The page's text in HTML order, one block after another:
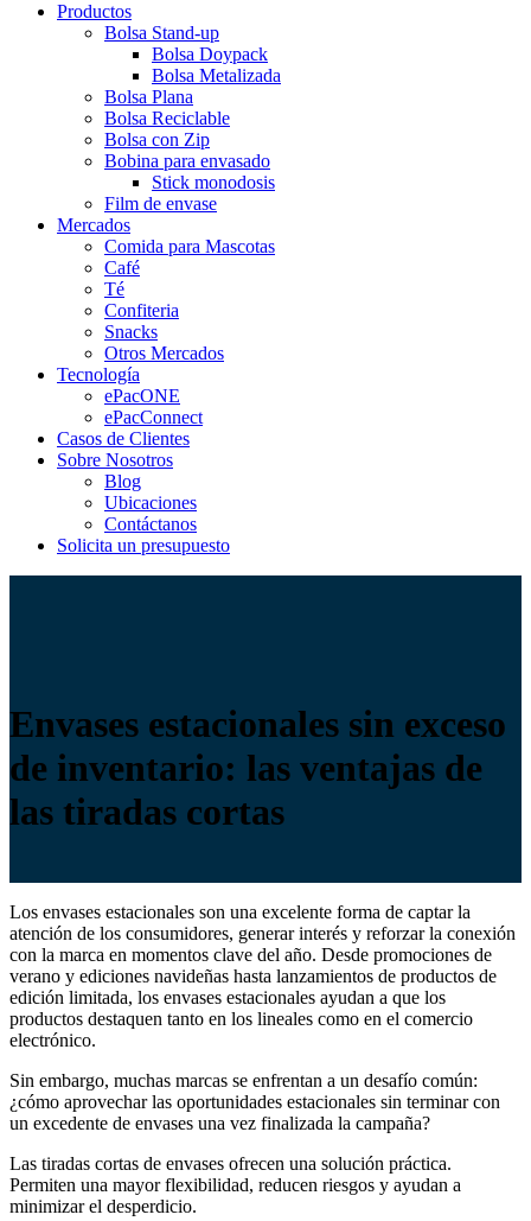
Productos
Bolsa Stand-up
Bolsa Doypack
Bolsa Metalizada
Bolsa Plana
Bolsa Reciclable
Bolsa con Zip
Bobina para envasado
Stick monodosis
Film de envase
Mercados
Comida para Mascotas
Café
Té
Confiteria
Snacks
Otros Mercados
Tecnología
ePacONE
ePacConnect
Casos de Clientes
Sobre Nosotros
Blog
Ubicaciones
Contáctanos
Solicita un presupuesto
Envases estacionales sin exceso
de inventario: las ventajas de
las tiradas cortas
Los envases estacionales son una excelente forma de captar la
atención de los consumidores, generar interés y reforzar la conexión
con la marca en momentos clave del año. Desde promociones de
verano y ediciones navideñas hasta lanzamientos de productos de
edición limitada, los envases estacionales ayudan a que los
productos destaquen tanto en los lineales como en el comercio
electrónico.
Sin embargo, muchas marcas se enfrentan a un desafío común:
¿cómo aprovechar las oportunidades estacionales sin terminar con
un excedente de envases una vez finalizada la campaña?
Las tiradas cortas de envases ofrecen una solución práctica.
Permiten una mayor flexibilidad, reducen riesgos y ayudan a
minimizar el desperdicio.